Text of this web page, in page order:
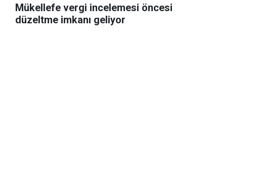
Mükellefe vergi incelemesi öncesi
düzeltme imkanı geliyor